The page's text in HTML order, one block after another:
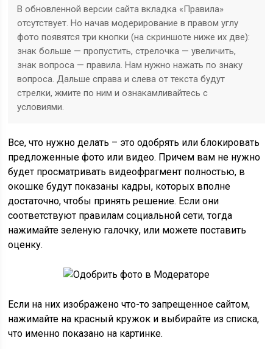
В обновленной версии сайта вкладка «Правила»
отсутствует. Но начав модерирование в правом углу
фото появятся три кнопки (на скриншоте ниже их две):
знак больше — пропустить, стрелочка — увеличить,
знак вопроса — правила. Нам нужно нажать по знаку
вопроса. Дальше справа и слева от текста будут
стрелки, жмите по ним и ознакамливайтесь с
условиями.
Все, что нужно делать – это одобрять или блокировать
предложенные фото или видео. Причем вам не нужно
будет просматривать видеофрагмент полностью, в
окошке будут показаны кадры, которых вполне
достаточно, чтобы принять решение. Если они
соответствуют правилам социальной сети, тогда
нажимайте зеленую галочку, или можете поставить
оценку.
Если на них изображено что-то запрещенное сайтом,
нажимайте на красный кружок и выбирайте из списка,
что именно показано на картинке.